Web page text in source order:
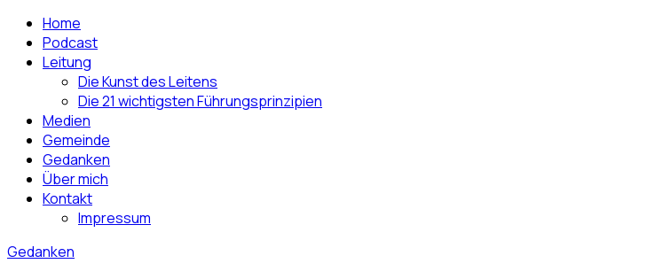
Home
Podcast
Leitung
Die Kunst des Leitens
Die 21 wichtigsten Führungsprinzipien
Medien
Gemeinde
Gedanken
Über mich
Kontakt
Impressum
Gedanken